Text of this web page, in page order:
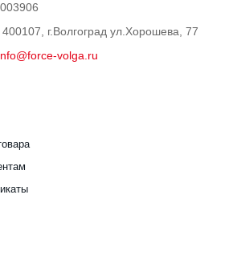
г.Волгоград ул.Хорошева, 77
volga.ru